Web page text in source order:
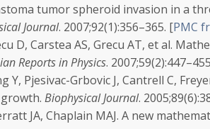
tumor spheroid invasion in a
Journal. 2007;92(1):356–365. [PMC
D, Carstea AS, Grecu AT, et al.
Reports in Physics. 2007;59
Y, Pjesivac-Grbovic J, Cantrell C,
Biophysical Journal. 2005;89
JA, Chaplain MAJ. A new